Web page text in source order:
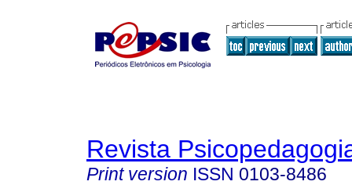
Revista
Print version ISSN 0103-8486